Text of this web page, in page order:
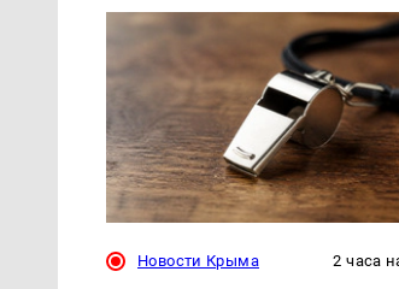
Новости Крыма 2 часа